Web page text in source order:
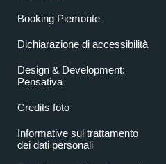
Booking Piemonte
Dichiarazione di accessibilità
Design & Development:
Pensativa
Credits foto
Informative sul trattamento
dei dati personali